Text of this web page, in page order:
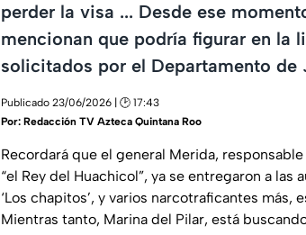
perder la visa ... Desde ese
mencionan que podría figurar en la
solicitados por el Departamento de
Publicado 23/06/2026 | 🕑 17:43
Por: Redacción TV Azteca Quintana Roo
Recordará que el general Merida,
“el Rey del Huachicol”, ya se entregaron a las
‘Los chapitos’, y varios narcotraficantes
Mientras tanto, Marina del Pilar, está